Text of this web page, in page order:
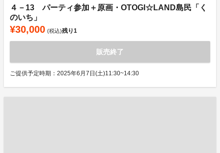
４－13 パーティ参加＋原画・OTOGI☆LAND島民「く
のいち」
¥30,000 (税込)残り1
販売終了
ご提供予定時期：2025年6月7日(土)11:30~14:30